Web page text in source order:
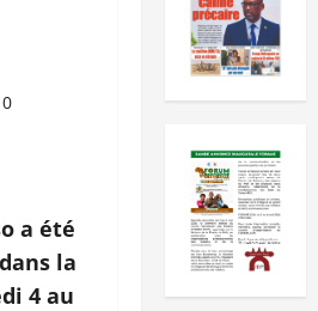
0
a été
la
4 au